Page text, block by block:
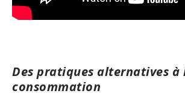
Des pratiques alternatives à
consommation